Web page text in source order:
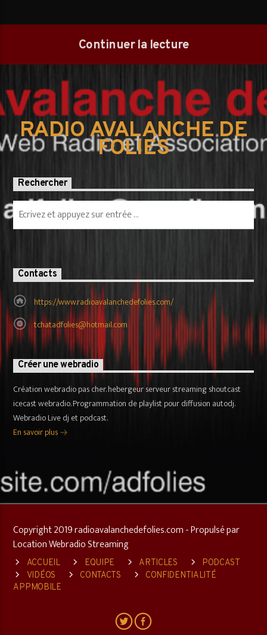
Continuer la lecture
RADIO AVALANCHE DE
FOLIES
Rechercher
Contacts
https://www.radioavalanchedefolies.com/
tchatadfolies@hotmail.com
Créer une webradio
Création webradio pas cher. hebergeur serveur streaming shoutcast
icecast webradio. Programmation de playlist pour diffusion autodj.
Webradio Live dj et podcast.
En savoir plus
Copyright 2019 radioavalanchedefolies.com - Propulsé par
Location Webradio Streaming
ACCUEIL EQUIPE ARTICLES
PODCAST
VIDÉOS
CONTACTS
CONFIDENTIALITÉ
APPMOBILE